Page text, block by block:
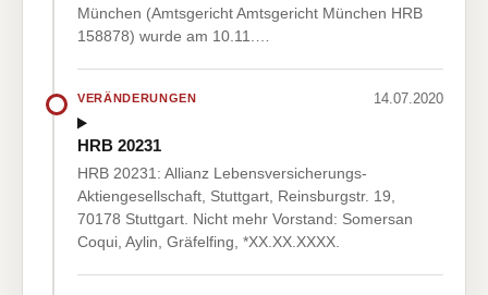
München (Amtsgericht Amtsgericht München HRB
158878) wurde am 10.11.…
VERÄNDERUNGEN 14.07.2020
HRB 20231
HRB 20231: Allianz Lebensversicherungs-
Aktiengesellschaft, Stuttgart, Reinsburgstr. 19,
70178 Stuttgart. Nicht mehr Vorstand: Somersan
Coqui, Aylin, Gräfelfing, *XX.XX.XXXX.